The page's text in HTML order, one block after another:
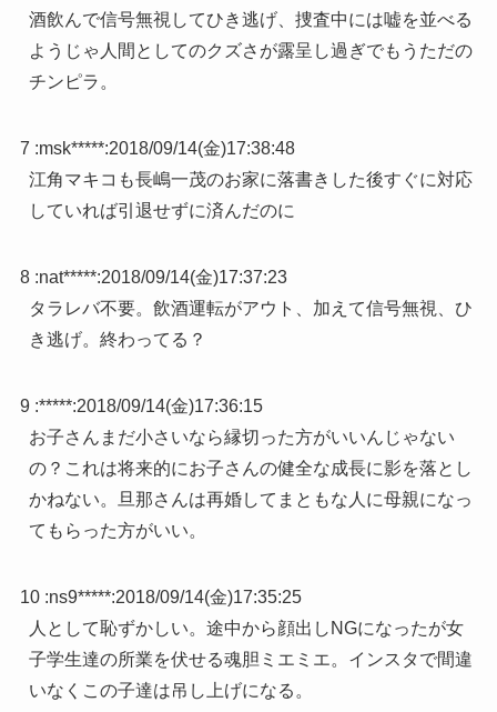
酒飲んで信号無視してひき逃げ、捜査中には嘘を並べる
ようじゃ人間としてのクズさが露呈し過ぎでもうただの
チンピラ。
7 :msk*****:2018/09/14(金)17:38:48
江角マキコも長嶋一茂のお家に落書きした後すぐに対応
していれば引退せずに済んだのに
8 :nat*****:2018/09/14(金)17:37:23
タラレバ不要。飲酒運転がアウト、加えて信号無視、ひ
き逃げ。終わってる？
9 :*****:2018/09/14(金)17:36:15
お子さんまだ小さいなら縁切った方がいいんじゃない
の？これは将来的にお子さんの健全な成長に影を落とし
かねない。旦那さんは再婚してまともな人に母親になっ
てもらった方がいい。
10 :ns9*****:2018/09/14(金)17:35:25
人として恥ずかしい。途中から顔出しNGになったが女
子学生達の所業を伏せる魂胆ミエミエ。インスタで間違
いなくこの子達は吊し上げになる。